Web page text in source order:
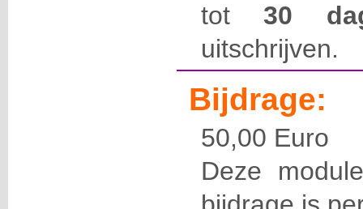
tot 30
uitschrijven.
Bijdrage:
50,00 Euro
Deze